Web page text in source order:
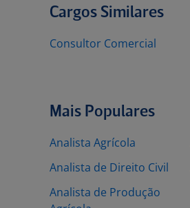
Cargos Similares
Consultor Comercial
Mais Populares
Analista Agrícola
Analista de Direito Civil
Analista de Produção